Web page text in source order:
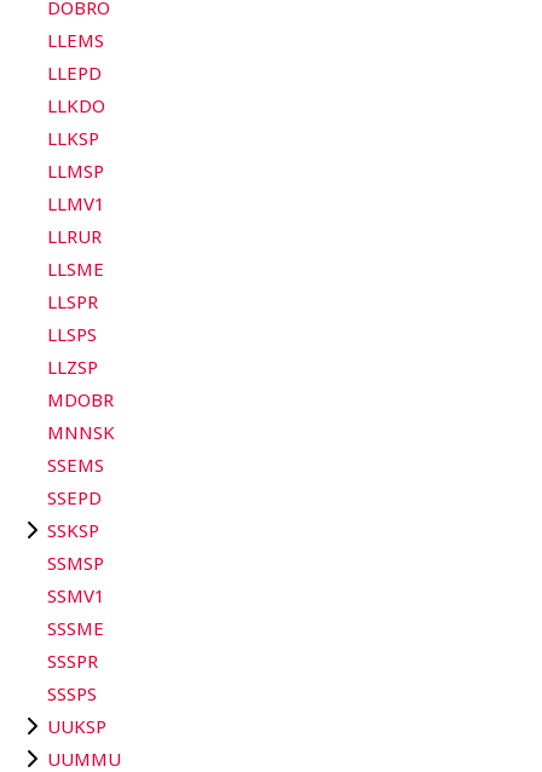
DOBRO
LLEMS
LLEPD
LLKDO
LLKSP
LLMSP
LLMV1
LLRUR
LLSME
LLSPR
LLSPS
LLZSP
MDOBR
MNNSK
SSEMS
SSEPD
SSKSP
SSMSP
SSMV1
SSSME
SSSPR
SSSPS
UUKSP
UUMMU